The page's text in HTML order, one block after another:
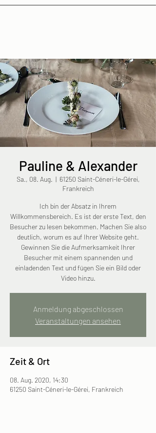
Pauline & Alexander
Sa., 08. Aug.
  |
61250 Saint-Céneri-le-Gérei,
Frankreich
Ich bin der Absatz in Ihrem
Willkommensbereich. Es ist der erste Text, den
Besucher zu lesen bekommen. Machen Sie also
deutlich, worum es auf Ihrer Website geht.
Gewinnen Sie die Aufmerksamkeit Ihrer
Besucher mit einem spannenden und
einladenden Text und fügen Sie ein Bild oder
Video hinzu.
Anmeldung abgeschlossen
Veranstaltungen ansehen
Zeit & Ort
08. Aug. 2020, 14:30
61250 Saint-Céneri-le-Gérei, Frankreich